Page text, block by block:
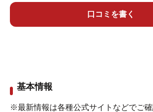
口コミを書く
基本情報
※最新情報は各種公式サイトなどでご